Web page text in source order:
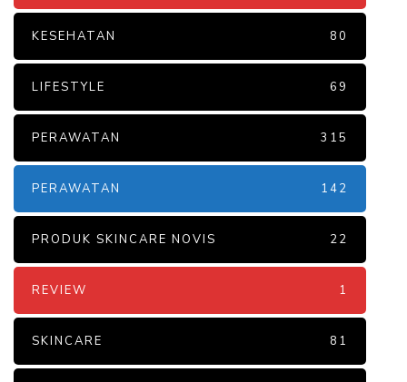
KESEHATAN 80
LIFESTYLE 69
PERAWATAN 315
PERAWATAN 142
PRODUK SKINCARE NOVIS 22
REVIEW 1
SKINCARE 81